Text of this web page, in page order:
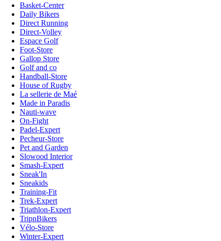
Basket-Center
Daily Bikers
Direct Running
Direct-Volley
Espace Golf
Foot-Store
Gallop Store
Golf and co
Handball-Store
House of Rugby
La sellerie de Maé
Made in Paradis
Nauti-wave
On-Fight
Padel-Expert
Pecheur-Store
Pet and Garden
Slowood Interior
Smash-Expert
Sneak'In
Sneakids
Training-Fit
Trek-Expert
Triathlon-Expert
TripnBikers
Vélo-Store
Winter-Expert